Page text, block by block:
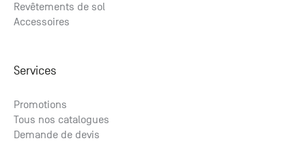
Revêtements de sol
Accessoires
Services
Promotions
Tous nos catalogues
Demande de devis